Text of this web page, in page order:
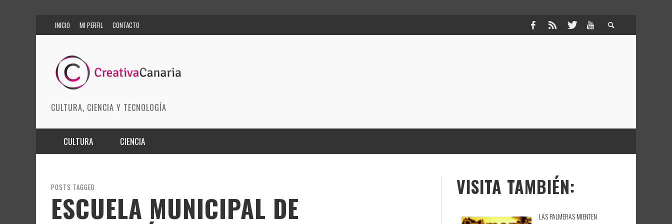
INICIO MI PERFIL CONTACTO
CULTURA, CIENCIA Y TECNOLOGÍA
CULTURA
ARTES ESCÉNICAS
MODA
CIENCIA
INNOVACIÓN
CIENCIAS DE LA TIERRA
POSTS TAGGED
ESCUELA MUNICIPAL DE
VISITA TAMBIÉN:
LAS PALMERAS MIENTEN